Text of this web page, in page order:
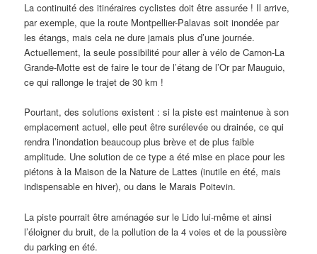
La continuité des itinéraires cyclistes doit être assurée ! Il arrive,
par exemple, que la route Montpellier-Palavas soit inondée par
les étangs, mais cela ne dure jamais plus d’une journée.
Actuellement, la seule possibilité pour aller à vélo de Carnon-La
Grande-Motte est de faire le tour de l’étang de l’Or par Mauguio,
ce qui rallonge le trajet de 30 km !
Pourtant, des solutions existent : si la piste est maintenue à son
emplacement actuel, elle peut être surélevée ou drainée, ce qui
rendra l’inondation beaucoup plus brève et de plus faible
amplitude. Une solution de ce type a été mise en place pour les
piétons à la Maison de la Nature de Lattes (inutile en été, mais
indispensable en hiver), ou dans le Marais Poitevin.
La piste pourrait être aménagée sur le Lido lui-même et ainsi
l’éloigner du bruit, de la pollution de la 4 voies et de la poussière
du parking en été.